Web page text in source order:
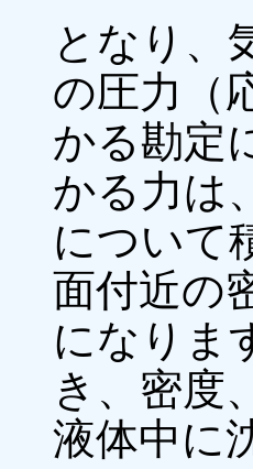
となり、
の圧力（
かる勘定
かる力は
について
面付近の
になりま
き、密度
液体中に